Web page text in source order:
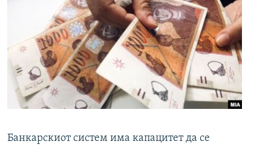
РСЕ веб страници
Банкарскиот систем има капацитет да се